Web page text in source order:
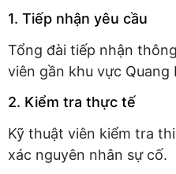
1. Tiếp nhận yêu cầu
Tổng đài tiếp nhận
viên gần khu vực Quang
2. Kiểm tra thực tế
Kỹ thuật viên kiểm tra
xác nguyên nhân sự cố.